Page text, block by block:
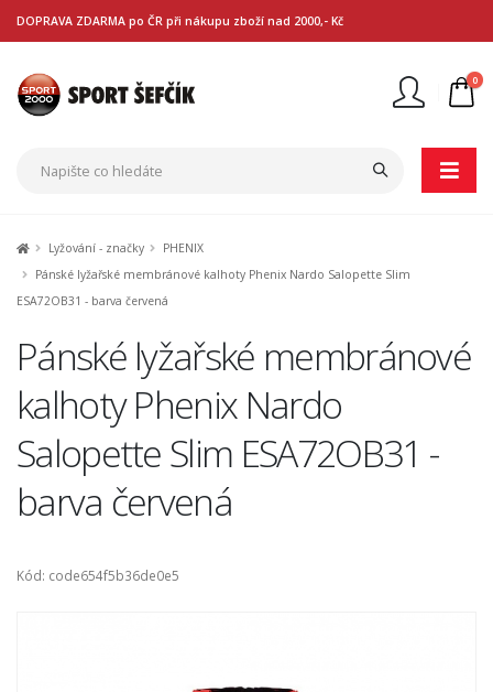
DOPRAVA ZDARMA po ČR při nákupu zboží nad 2000,- Kč
0
Lyžování - značky
PHENIX
Pánské lyžařské membránové kalhoty Phenix Nardo Salopette Slim
ESA72OB31 - barva červená
Pánské lyžařské membránové
kalhoty Phenix Nardo
Salopette Slim ESA72OB31 -
barva červená
Kód: code654f5b36de0e5